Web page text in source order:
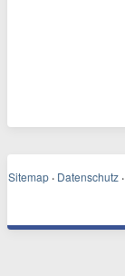
Sitemap · Datenschutz ·